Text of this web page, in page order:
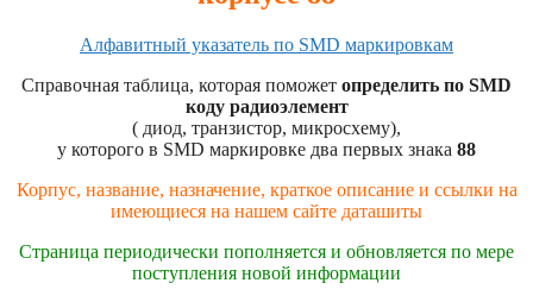
Алфавитный указатель по SMD маркировкам
Справочная таблица, которая поможет определить по SMD
коду радиоэлемент
( диод, транзистор, микросхему),
у которого в SMD маркировке два первых знака 88
Корпус, название, назначение, краткое описание и ссылки на
имеющиеся на нашем сайте даташиты
Страница периодически пополняется и обновляется по мере
поступления новой информации